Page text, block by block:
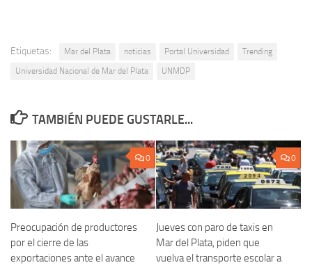
Etiquetas: Mar del Plata noticias Portal Universidad
Trending
Universidad Nacional de Mar del Plata
UNMDP
TAMBIÉN PUEDE GUSTARLE...
0
Preocupación de productores
por el cierre de las
exportaciones ante el avance
0
Jueves con paro de taxis en
Mar del Plata, piden que
vuelva el transporte escolar a